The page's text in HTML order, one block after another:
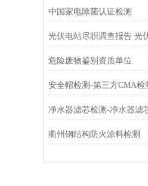
中国家电除菌认证检测
危险废物鉴别资质单位
安全帽检测-第三方CMA检
衢州钢结构防火涂料检测